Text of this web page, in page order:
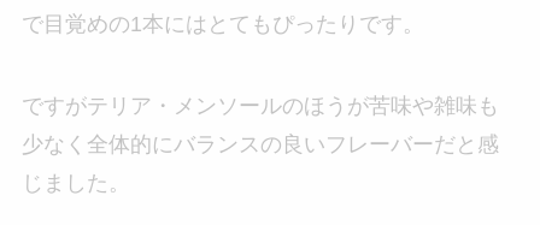
で目覚めの1本にはとてもぴったりです。
ですがテリア・メンソールのほうが苦味や雑味も
少なく全体的にバランスの良いフレーバーだと感
じました。